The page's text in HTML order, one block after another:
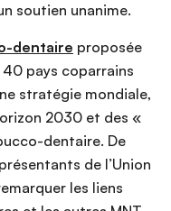
soutien unanime.
dentaire proposée
pays coparrains
stratégie mondiale,
2030 et des «
dentaire. De
de l’Union
les liens